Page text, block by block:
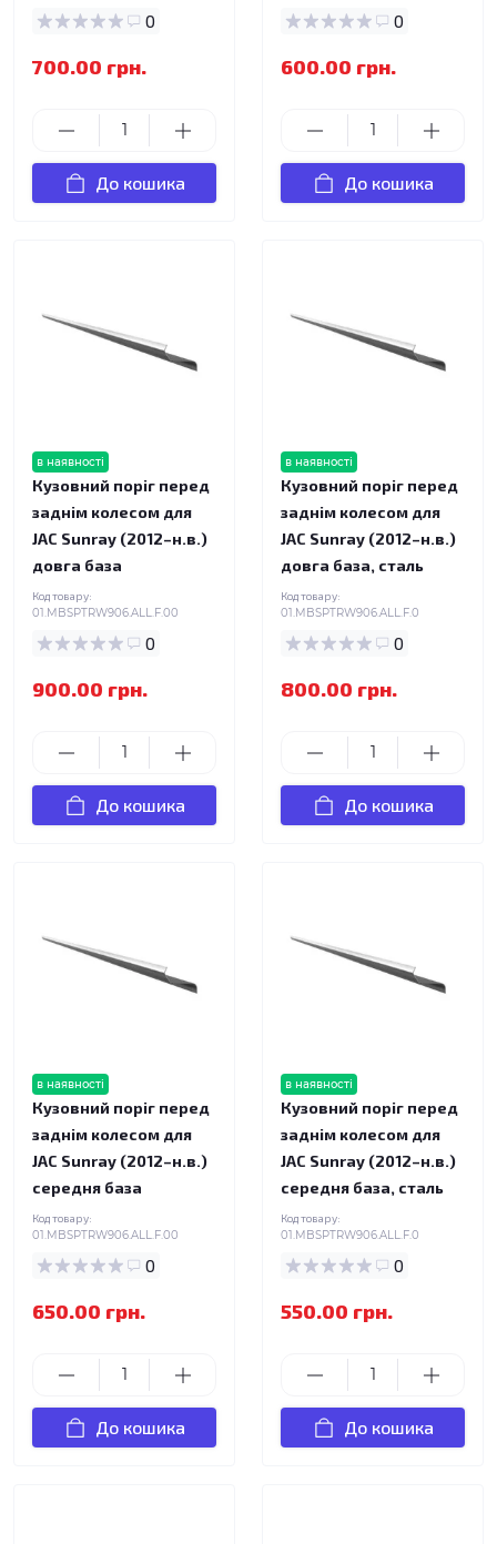
0
700.00 грн.
До кошика
0
600.00 грн.
До кошика
в наявності
Кузовний поріг перед
заднім колесом для
JAC Sunray (2012–н.в.)
довга база
Код товару:
01.MBSPTRW906.ALL.F.00
0
900.00 грн.
До кошика
в наявності
Кузовний поріг перед
заднім колесом для
JAC Sunray (2012–н.в.)
довга база, сталь
Код товару:
01.MBSPTRW906.ALL.F.0
0
800.00 грн.
До кошика
в наявності
Кузовний поріг перед
заднім колесом для
JAC Sunray (2012–н.в.)
середня база
Код товару:
01.MBSPTRW906.ALL.F.00
0
650.00 грн.
До кошика
в наявності
Кузовний поріг перед
заднім колесом для
JAC Sunray (2012–н.в.)
середня база, сталь
Код товару:
01.MBSPTRW906.ALL.F.0
0
550.00 грн.
До кошика